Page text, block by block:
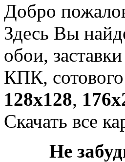
Добро
Здесь Вы
обои,
КПК,
128х128,
Скачать все
Не